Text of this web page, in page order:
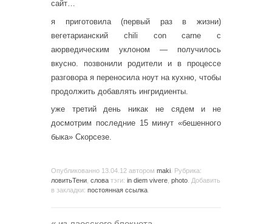
сайт…
я приготовила (первый раз в жизни)
вегетарианский chili con carne с
аюрведическим уклоном — получилось
вкусно. позвонили родители и в процессе
разговора я переносила ноут на кухню, чтобы
продолжить добавлять ингридиенты.
уже третий день никак не сядем и не
досмотрим последние 15 минут «бешенного
быка» Скорсезе.
Опубликованно 13.04.12 автором maki . Рубрика:
ловитьТени слова тэги: in diem vivere photo . Добавить
в закладки: постоянная ссылка